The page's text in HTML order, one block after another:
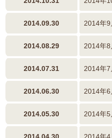
2014.09.30 2014年9
2014.08.29 2014年8
2014.07.31 2014年7
2014.06.30 2014年6
2014.05.30 2014年5